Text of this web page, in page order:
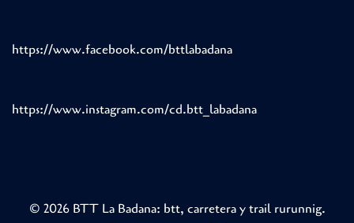
https://www.facebook.com/bttlabadana
https://www.instagram.com/cd.btt_labadana
© 2026 BTT La Badana: btt, carretera y trail rurunnig.